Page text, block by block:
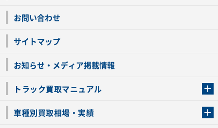
お問い合わせ
サイトマップ
お知らせ・メディア掲載情報
トラック買取マニュアル
車種別買取相場・実績